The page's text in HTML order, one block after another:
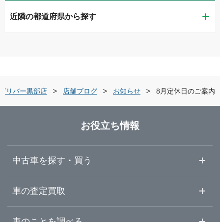
ガリバー車検 富山店
ガリバー富山掛尾店
LIBERALA リベラーラ富山
ガリバー高岡店
ガリバー黒部店
富山市
近隣の都道府県から探す
山梨県
長野県
リバー黒部店 店舗ブログ お知らせ 8月定休日のご案内
お役立ち情報
中古車を探す・買う
中古車情報・中古車検索
車の査定買取
車査定・車買取ならガリバー